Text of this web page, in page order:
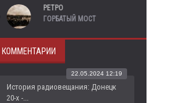
РЕТРО
ГОРБАТЫЙ МОСТ
КОММЕНТАРИИ
История радиовещания: Донецк
20-х -...
22.05.2024 12:19